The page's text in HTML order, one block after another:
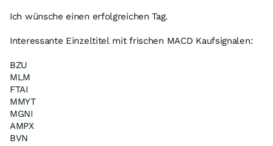
Ich wünsche einen erfolgreichen Tag.
Interessante Einzeltitel mit frischen MACD Kaufsignalen:
BZU
MLM
FTAI
MMYT
MGNI
AMPX
BVN